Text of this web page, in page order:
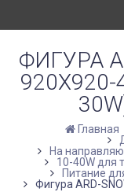
ФИГУРА
920X920-
Главная
На
10-40W для
Питание
Фигура ARD-